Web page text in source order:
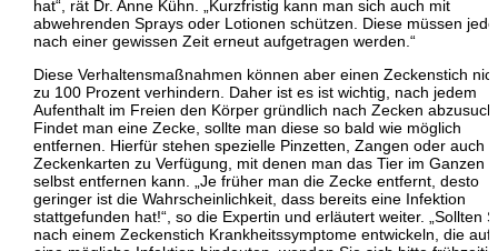
hat“, rät Dr. Anne Kühn. „Kurzfristig kann man sich auch mit
abwehrenden Sprays oder Lotionen schützen. Diese müssen
nach einer gewissen Zeit erneut aufgetragen werden.“
Diese Verhaltensmaßnahmen können aber einen Zeckenstich
zu 100 Prozent verhindern. Daher ist es ist wichtig, nach jedem
Aufenthalt im Freien den Körper gründlich nach Zecken
Findet man eine Zecke, sollte man diese so bald wie möglich
entfernen. Hierfür stehen spezielle Pinzetten, Zangen oder auch
Zeckenkarten zu Verfügung, mit denen man das Tier im Ganzen
selbst entfernen kann. „Je früher man die Zecke entfernt, desto
geringer ist die Wahrscheinlichkeit, dass bereits eine Infektion
stattgefunden hat!“, so die Expertin und erläutert weiter. „Sollten
nach einem Zeckenstich Krankheitssymptome entwickeln, die auf